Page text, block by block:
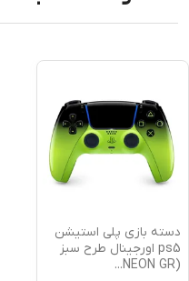
دسته بازی پلی استیشن
ps5 اورجینال طرح سبز
(NEON GR
...